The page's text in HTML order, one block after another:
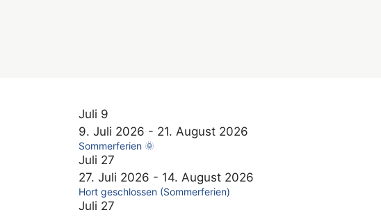
Juli 9
9. Juli 2026 - 21. August 2026
Sommerferien 🌞
Juli 27
27. Juli 2026 - 14. August 2026
Hort geschlossen (Sommerferien)
Juli 27